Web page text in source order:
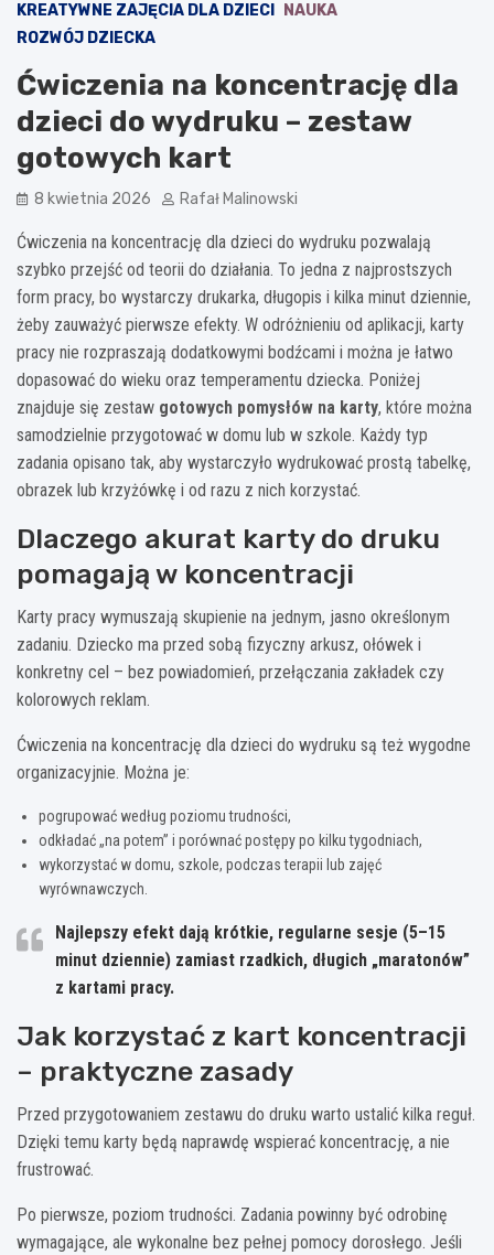
KREATYWNE ZAJĘCIA DLA DZIECI
NAUKA
ROZWÓJ DZIECKA
Ćwiczenia na koncentrację dla
dzieci do wydruku – zestaw
gotowych kart
8 kwietnia 2026 Rafał Malinowski
Ćwiczenia na koncentrację dla dzieci do wydruku pozwalają
szybko przejść od teorii do działania. To jedna z najprostszych
form pracy, bo wystarczy drukarka, długopis i kilka minut dziennie,
żeby zauważyć pierwsze efekty. W odróżnieniu od aplikacji, karty
pracy nie rozpraszają dodatkowymi bodźcami i można je łatwo
dopasować do wieku oraz temperamentu dziecka. Poniżej
znajduje się zestaw gotowych pomysłów na karty, które można
samodzielnie przygotować w domu lub w szkole. Każdy typ
zadania opisano tak, aby wystarczyło wydrukować prostą tabelkę,
obrazek lub krzyżówkę i od razu z nich korzystać.
Dlaczego akurat karty do druku
pomagają w koncentracji
Karty pracy wymuszają skupienie na jednym, jasno określonym
zadaniu. Dziecko ma przed sobą fizyczny arkusz, ołówek i
konkretny cel – bez powiadomień, przełączania zakładek czy
kolorowych reklam.
Ćwiczenia na koncentrację dla dzieci do wydruku są też wygodne
organizacyjnie. Można je:
pogrupować według poziomu trudności,
odkładać „na potem” i porównać postępy po kilku tygodniach,
wykorzystać w domu, szkole, podczas terapii lub zajęć
wyrównawczych.
Najlepszy efekt dają krótkie, regularne sesje (5–15
minut dziennie) zamiast rzadkich, długich „maratonów”
z kartami pracy.
Jak korzystać z kart koncentracji
– praktyczne zasady
Przed przygotowaniem zestawu do druku warto ustalić kilka reguł.
Dzięki temu karty będą naprawdę wspierać koncentrację, a nie
frustrować.
Po pierwsze, poziom trudności. Zadania powinny być odrobinę
wymagające, ale wykonalne bez pełnej pomocy dorosłego. Jeśli